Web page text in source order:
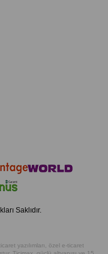
Saklıdır.
yazılımları, özel e-ticaret